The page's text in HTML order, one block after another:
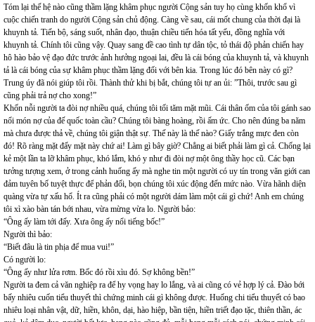
Tóm lại thế hệ nào cũng thầm lặng khâm phục người Cộng sản tuy họ cùng khốn khổ vì
cuộc chiến tranh do người Cộng sản chủ động. Càng về sau, cái mốt chung của thời đại là
khuynh tả. Tiến bộ, sáng suốt, nhân đạo, thuận chiều tiến hóa tất yếu, đồng nghĩa với
khuynh tả. Chính tôi cũng vậy. Quay sang đề cao tình tự dân tộc, tỏ thái độ phản chiến hay
hô hào bảo vệ đạo đức trước ảnh hưởng ngoại lai, đều là cái bóng của khuynh tả, và khuynh
tả là cái bóng của sự khâm phục thầm lặng đối với bên kia. Trong lúc đó bên này có gì?
Trung úy đã nói giúp tôi rồi. Thành thử khi bị bắt, chúng tôi tự an ủi: ”Thôi, trước sau gì
cũng phải trả nợ cho xong!”
Khốn nỗi người ta đòi nợ nhiều quá, chúng tôi tối tăm mặt mũi. Cái thân ốm của tôi gánh sao
nổi món nợ của đế quốc toàn cầu? Chúng tôi bàng hoàng, rồi ấm ức. Cho nên đúng ba năm
mà chưa được thả về, chúng tôi giận thật sự. Thế này là thế nào? Giấy trắng mực đen còn
đó! Rõ ràng mặt đấy mặt này chứ ai! Làm gì bây giờ? Chẳng ai biết phải làm gì cả. Chống lại
kẻ một lần ta lỡ khâm phục, khó lắm, khó y như đi đòi nợ một ông thầy học cũ. Các bạn
tưởng tượng xem, ở trong cảnh huống ấy mà nghe tin một người có uy tín trong văn giới can
đảm tuyên bố tuyệt thực để phản đối, bọn chúng tôi xúc động đến mức nào. Vừa hãnh diện
quàng vừa tự xấu hổ. Ít ra cũng phải có một người dám làm một cái gì chứ! Anh em chúng
tôi xì xào bàn tán bới nhau, vừa mừng vừa lo. Người bảo:
“Ông ấy làm tới đấy. Xưa ông ấy nổi tiếng bốc!”
Người thì bảo:
“Biết đâu là tin phịa để mua vui!”
Có người lo:
“Ông ấy như lửa rơm. Bốc đó rồi xìu đó. Sợ không bền!”
Người ta đem cả văn nghiệp ra để hy vọng hay lo lắng, và ai cũng có vẻ hợp lý cả. Đào bới
bấy nhiêu cuốn tiểu thuyết thì chứng minh cái gì không được. Huống chi tiểu thuyết có bao
nhiêu loại nhân vật, dữ, hiền, khôn, dại, hào hiệp, bần tiện, hiền triết đạo tặc, thiên thần, ác